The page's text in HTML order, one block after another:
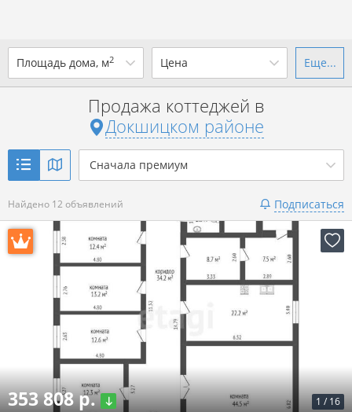
Площадь дома, м2
до
Показать 12 объявлений
Цена
от до
р. за всё
Показать 12 объявлений
Еще...
Продажа коттеджей в
Докшицком районе
Сначала премиум
Найдено 12 объявлений Подписаться
1 / 16
353 808 р.
Ваш город - district Докшицкий
Да Выбрать город